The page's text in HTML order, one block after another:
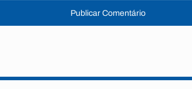
Publicar Comentário